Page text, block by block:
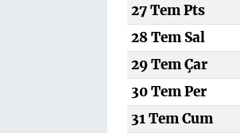
27 Tem Pts
28 Tem Sal
29 Tem Çar
30 Tem Per
31 Tem Cum